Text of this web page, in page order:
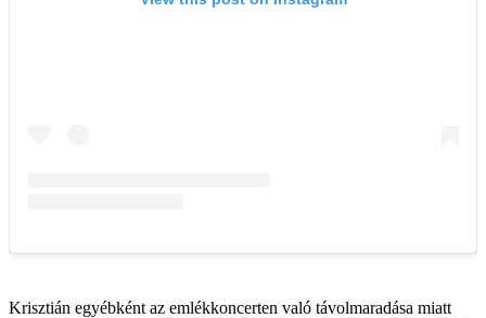
Krisztián egyébként az emlékkoncerten való távolmaradása miatt